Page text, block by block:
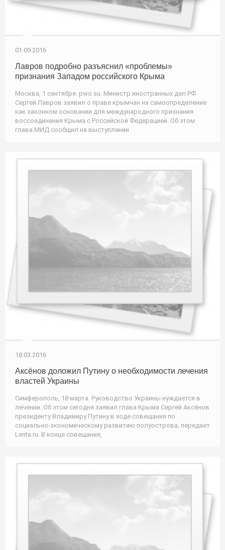
01.09.2016
Лавров подробно разъяснил «проблемы»
признания Западом российского Крыма
Москва, 1 сентября. pwo.su. Министр иностранных дел РФ
Сергей Лавров заявил о праве крымчан на самоопределение
как законном основании для международного признания
воссоединения Крыма с Российской Федерацией. Об этом
глава МИД сообщил на выступлении
18.03.2016
Аксёнов доложил Путину о необходимости лечения
властей Украины
Симферополь, 18 марта. Руководство Украины нуждается в
лечении. Об этом сегодня заявил глава Крыма Сергей Аксёнов
президенту Владимиру Путину в ходе совещания по
социально-экономическому развитию полуострова, передает
Lenta.ru. В конце совещания,